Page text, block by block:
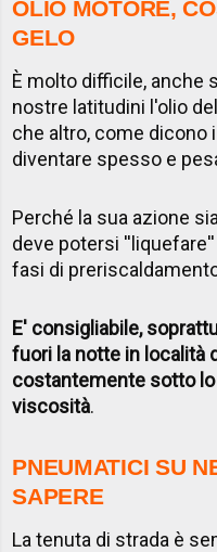
OLIO MOTORE,
GELO
È molto difficile, anche
nostre latitudini l'olio
che altro, come dicono
diventare spesso e
Perché la sua azione
deve potersi
fasi di
E' consigliabile,
fuori la notte in località
costantemente sotto
viscosità.
PNEUMATICI SU
SAPERE
La tenuta di strada è